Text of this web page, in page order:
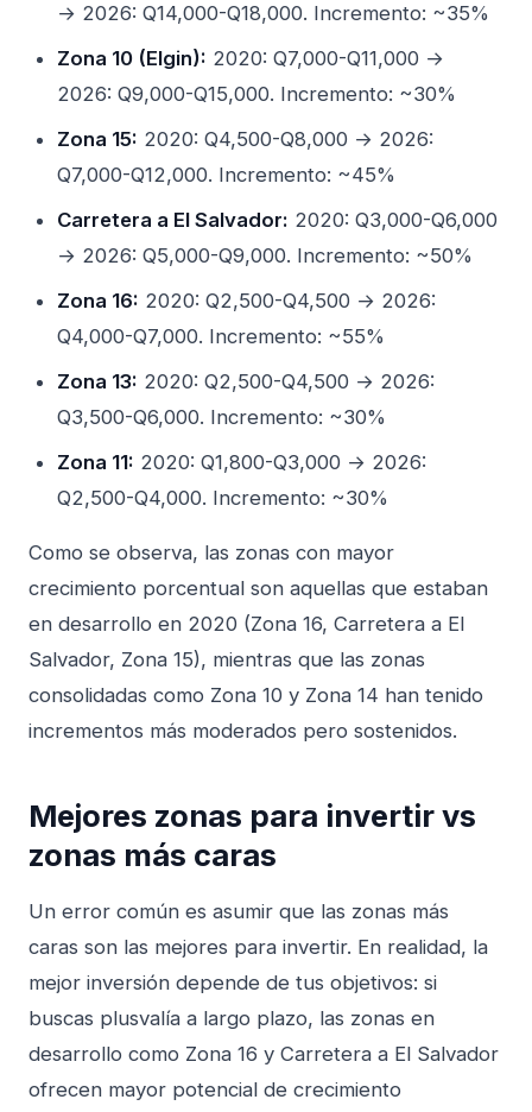
→ 2026: Q14,000-Q18,000. Incremento: ~35%
Zona 10 (Elgin): 2020: Q7,000-Q11,000 →
2026: Q9,000-Q15,000. Incremento: ~30%
Zona 15: 2020: Q4,500-Q8,000 → 2026:
Q7,000-Q12,000. Incremento: ~45%
Carretera a El Salvador: 2020: Q3,000-Q6,000
→ 2026: Q5,000-Q9,000. Incremento: ~50%
Zona 16: 2020: Q2,500-Q4,500 → 2026:
Q4,000-Q7,000. Incremento: ~55%
Zona 13: 2020: Q2,500-Q4,500 → 2026:
Q3,500-Q6,000. Incremento: ~30%
Zona 11: 2020: Q1,800-Q3,000 → 2026:
Q2,500-Q4,000. Incremento: ~30%
Como se observa, las zonas con mayor
crecimiento porcentual son aquellas que estaban
en desarrollo en 2020 (Zona 16, Carretera a El
Salvador, Zona 15), mientras que las zonas
consolidadas como Zona 10 y Zona 14 han tenido
incrementos más moderados pero sostenidos.
Mejores zonas para invertir vs
zonas más caras
Un error común es asumir que las zonas más
caras son las mejores para invertir. En realidad, la
mejor inversión depende de tus objetivos: si
buscas plusvalía a largo plazo, las zonas en
desarrollo como Zona 16 y Carretera a El Salvador
ofrecen mayor potencial de crecimiento